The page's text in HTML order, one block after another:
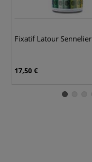
Fixatif Latour Sennelier
17,50 €